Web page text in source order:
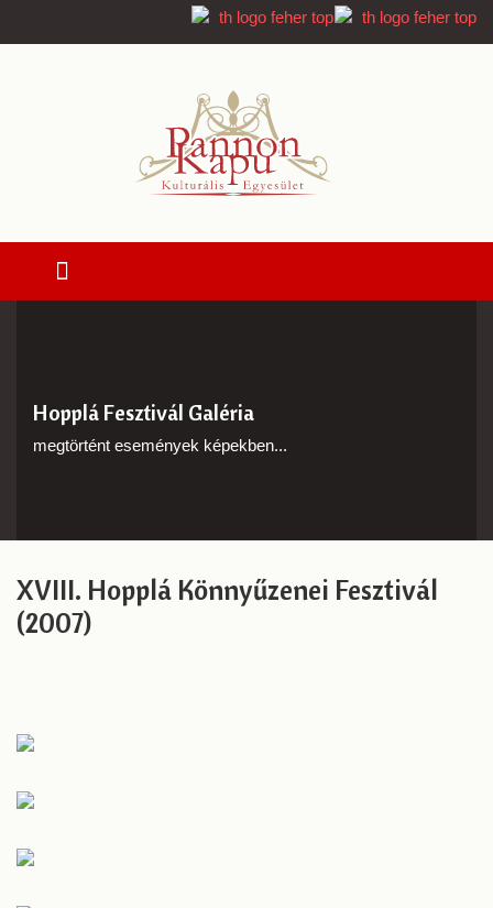
Hopplá Fesztivál Galéria
megtörtént események képekben...
XVIII. Hopplá Könnyűzenei Fesztivál
(2007)